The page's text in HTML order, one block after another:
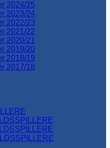
2024/25
2023/24
2022/23
2021/22
2020/21
2019/20
2018/19
2017/18